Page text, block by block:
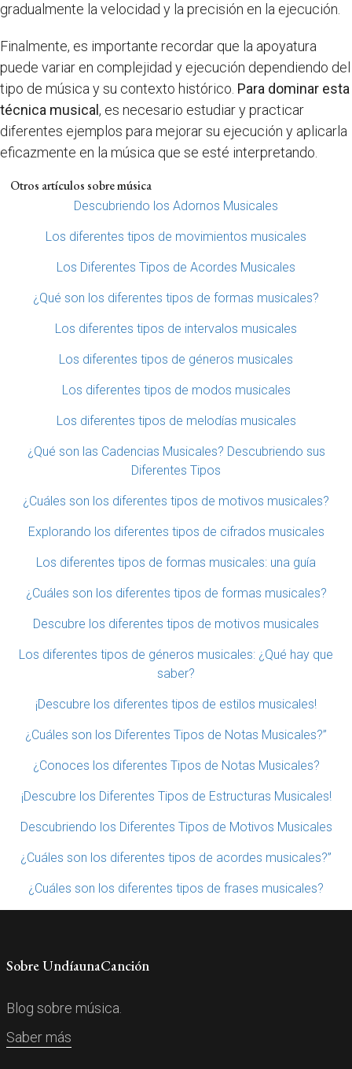
gradualmente la velocidad y la precisión en la ejecución.
Finalmente, es importante recordar que la apoyatura
puede variar en complejidad y ejecución dependiendo del
tipo de música y su contexto histórico. Para dominar esta
técnica musical, es necesario estudiar y practicar
diferentes ejemplos para mejorar su ejecución y aplicarla
eficazmente en la música que se esté interpretando.
Otros artículos sobre música
Descubriendo los Adornos Musicales
Los diferentes tipos de movimientos musicales
Los Diferentes Tipos de Acordes Musicales
¿Qué son los diferentes tipos de formas musicales?
Los diferentes tipos de intervalos musicales
Los diferentes tipos de géneros musicales
Los diferentes tipos de modos musicales
Los diferentes tipos de melodías musicales
¿Qué son las Cadencias Musicales? Descubriendo sus
Diferentes Tipos
¿Cuáles son los diferentes tipos de motivos musicales?
Explorando los diferentes tipos de cifrados musicales
Los diferentes tipos de formas musicales: una guía
¿Cuáles son los diferentes tipos de formas musicales?
Descubre los diferentes tipos de motivos musicales
Los diferentes tipos de géneros musicales: ¿Qué hay que
saber?
¡Descubre los diferentes tipos de estilos musicales!
¿Cuáles son los Diferentes Tipos de Notas Musicales?”
¿Conoces los diferentes Tipos de Notas Musicales?
¡Descubre los Diferentes Tipos de Estructuras Musicales!
Descubriendo los Diferentes Tipos de Motivos Musicales
¿Cuáles son los diferentes tipos de acordes musicales?”
¿Cuáles son los diferentes tipos de frases musicales?
Sobre UndíaunaCanción
Blog sobre música.
Saber más